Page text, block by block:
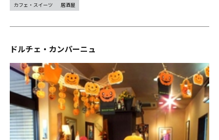
カフェ・スイーツ 居酒屋
ドルチェ・カンパーニュ